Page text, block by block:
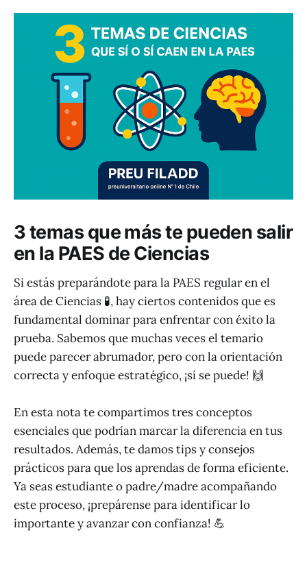
3 temas que más te pueden salir
en la PAES de Ciencias
Si estás preparándote para la PAES regular en el
área de Ciencias 🧪, hay ciertos contenidos que es
fundamental dominar para enfrentar con éxito la
prueba. Sabemos que muchas veces el temario
puede parecer abrumador, pero con la orientación
correcta y enfoque estratégico, ¡sí se puede! 🙌
En esta nota te compartimos tres conceptos
esenciales que podrían marcar la diferencia en tus
resultados. Además, te damos tips y consejos
prácticos para que los aprendas de forma eficiente.
Ya seas estudiante o padre/madre acompañando
este proceso, ¡prepárense para identificar lo
importante y avanzar con confianza! 💪